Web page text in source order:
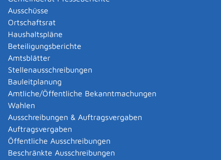
Ausschüsse
Ortschaftsrat
Haushaltspläne
Beteiligungsberichte
Amtsblätter
Stellenausschreibungen
Bauleitplanung
Amtliche/Öffentliche Bekanntmachungen
Wahlen
Ausschreibungen & Auftragsvergaben
Auftragsvergaben
Öffentliche Ausschreibungen
Beschränkte Ausschreibungen
Abgelaufenen Führerschein neu ausstellen lassen
Abgeltungsteuer - Nichtveranlagungs-
Bescheinigung beantragen
Abgeschlossenheitsbescheinigung zur Aufteilung
eines Gebäudes beantragen
Abmeldung / Außerbetriebsetzung für ein Fahrzeug
beantragen
Abschriften, Ablichtungen, Vervielfältigungen und
Negative amtlich beglaubigen lassen
Abwasser entsorgen
Abwasserbeseitigung - dezentrale Beseitigung von
Regenwasser beantragen oder anzeigen
Abweichende Regelungen zum Schichtbetrieb